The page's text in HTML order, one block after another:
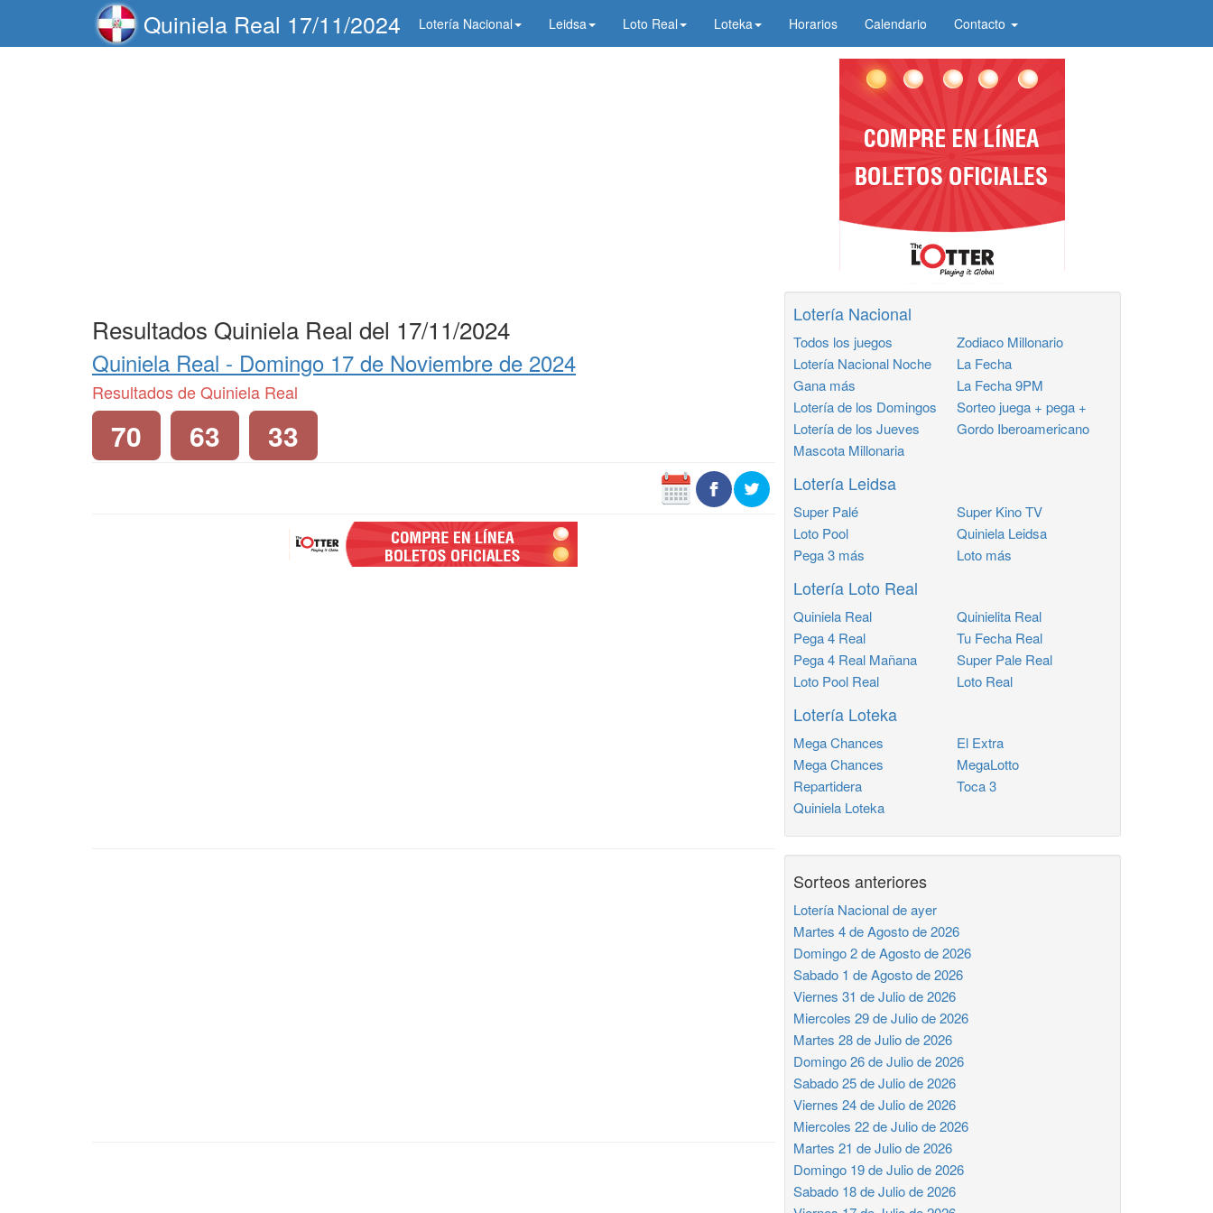
Quiniela Real 17/11/2024 Lotería Nacional Leidsa Loto Real Loteka Horarios Calendario Contacto
Resultados Quiniela Real del 17/11/2024
Quiniela Real - Domingo 17 de Noviembre de 2024
Resultados de Quiniela Real
70 63 33
Lotería Nacional
Todos los juegos
Lotería Nacional Noche
Gana más
Lotería de los Domingos
Lotería de los Jueves
Mascota Millonaria
Zodiaco Millonario
La Fecha
La Fecha 9PM
Sorteo juega + pega +
Gordo Iberoamericano
Lotería Leidsa
Super Palé
Loto Pool
Pega 3 más
Super Kino TV
Quiniela Leidsa
Loto más
Lotería Loto Real
Quiniela Real
Pega 4 Real
Pega 4 Real Mañana
Loto Pool Real
Quinielita Real
Tu Fecha Real
Super Pale Real
Loto Real
Lotería Loteka
Mega Chances
Mega Chances
Repartidera
Quiniela Loteka
El Extra
MegaLotto
Toca 3
Sorteos anteriores
Lotería Nacional de ayer
Martes 4 de Agosto de 2026
Domingo 2 de Agosto de 2026
Sabado 1 de Agosto de 2026
Viernes 31 de Julio de 2026
Miercoles 29 de Julio de 2026
Martes 28 de Julio de 2026
Domingo 26 de Julio de 2026
Sabado 25 de Julio de 2026
Viernes 24 de Julio de 2026
Miercoles 22 de Julio de 2026
Martes 21 de Julio de 2026
Domingo 19 de Julio de 2026
Sabado 18 de Julio de 2026